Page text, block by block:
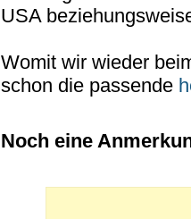
USA
Womit wir wieder
schon die passende
Noch eine